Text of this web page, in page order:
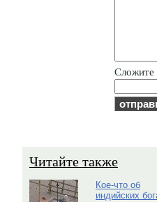
Cлoжитe
Читайте также
Кое-что об
индийских